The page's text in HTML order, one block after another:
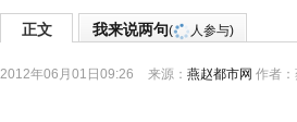
正文 我来说两句( 人参与)
2012年06月01日09:26 来源： 燕赵都市网 作者